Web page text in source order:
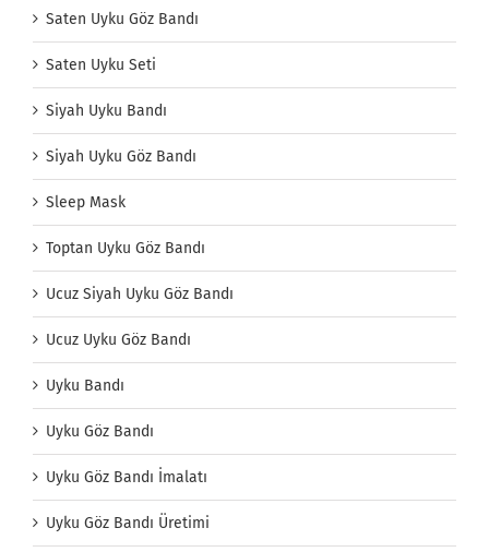
Saten Uyku Göz Bandı
Saten Uyku Seti
Siyah Uyku Bandı
Siyah Uyku Göz Bandı
Sleep Mask
Toptan Uyku Göz Bandı
Ucuz Siyah Uyku Göz Bandı
Ucuz Uyku Göz Bandı
Uyku Bandı
Uyku Göz Bandı
Uyku Göz Bandı İmalatı
Uyku Göz Bandı Üretimi